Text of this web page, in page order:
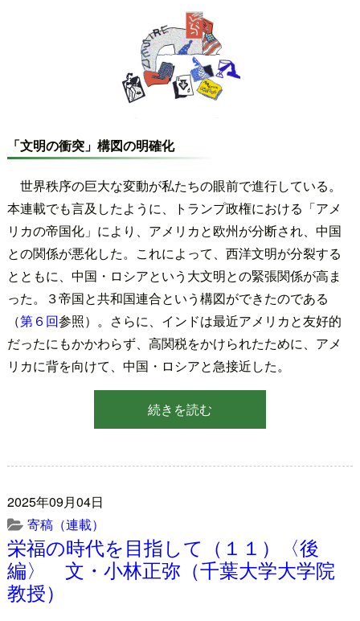
「文明の衝突」構図の明確化
世界秩序の巨大な変動が私たちの眼前で進行している。
本連載でも言及したように、トランプ政権における「アメ
リカの帝国化」により、アメリカと欧州が分断され、中国
との関係が悪化した。これによって、西洋文明が分裂する
とともに、中国・ロシアという大文明との緊張関係が高ま
った。３帝国と共和国連合という構図ができたのである
（第６回参照）。さらに、インドは最近アメリカと友好的
だったにもかかわらず、高関税をかけられたために、アメ
リカに背を向けて、中国・ロシアと急接近した。
続きを読む
2025年09月04日
寄稿（連載）
栄福の時代を目指して（１１）〈後
編〉 文・小林正弥（千葉大学大学院
教授）